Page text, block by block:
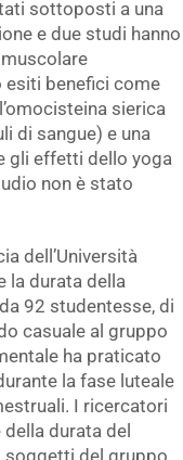
sottoposti a una
e due studi hanno
esiti benefici come
sierica
di sangue) e una
gli effetti dello yoga
non è stato
dell’Università
la durata della
92 studentesse, di
casuale al gruppo
ha praticato
la fase luteale
I ricercatori
durata del